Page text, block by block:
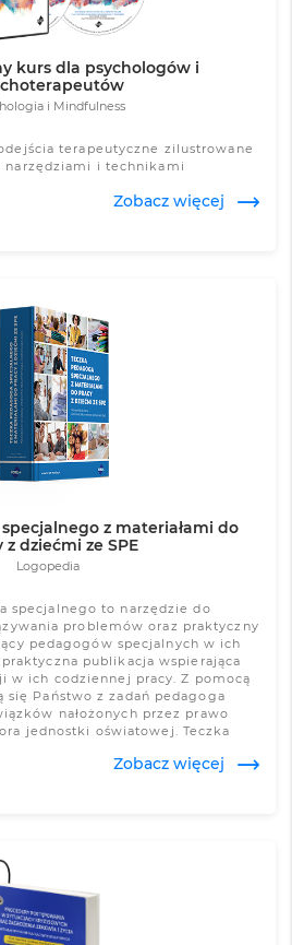
kurs dla psychologów i
i Mindfulness
terapeutyczne zilustrowane
narzędziami i technikami
Zobacz więcej
z materiałami do
z dziećmi ze SPE
Logopedia
specjalnego to narzędzie do
problemów oraz praktyczny
pedagogów specjalnych w ich
publikacja wspierająca
w ich codziennej pracy. Z pomocą
się Państwo z zadań pedagoga
nałożonych przez prawo
jednostki oświatowej. Teczka
uznanych pedagogów i
Zobacz więcej